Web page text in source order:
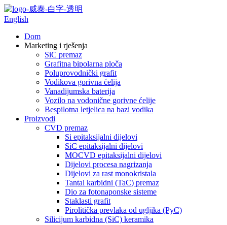
English
Dom
Marketing i rješenja
SiC premaz
Grafitna bipolarna ploča
Poluprovodnički grafit
Vodikova gorivna ćelija
Vanadijumska baterija
Vozilo na vodonične gorivne ćelije
Bespilotna letjelica na bazi vodika
Proizvodi
CVD premaz
Si epitaksijalni dijelovi
SiC epitaksijalni dijelovi
MOCVD epitaksijalni dijelovi
Dijelovi procesa nagrizanja
Dijelovi za rast monokristala
Tantal karbidni (TaC) premaz
Dio za fotonaponske sisteme
Staklasti grafit
Pirolitička prevlaka od ugljika (PyC)
Silicijum karbidna (SiC) keramika